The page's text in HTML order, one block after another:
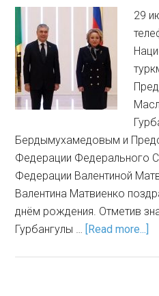
29
Бердымухамедовым и
Федерации Федерального
Федерации Валентиной
Валентина Матвиенко
днём рождения. Отметив
Гурбангулы … [Read more...]